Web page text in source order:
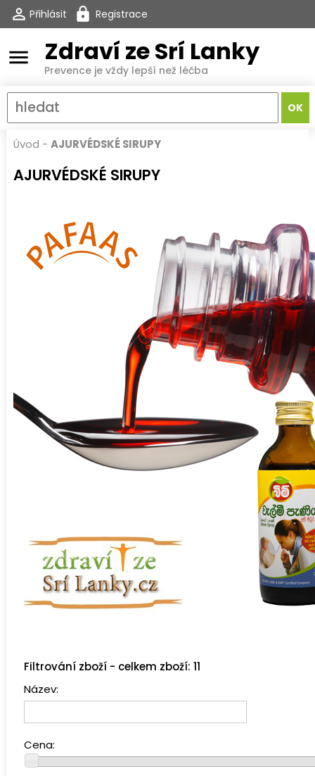
Přihlásit Registrace
menu Zdraví ze Srí Lanky
Prevence je vždy lepší než léčba
Úvod - AJURVÉDSKÉ SIRUPY
AJURVÉDSKÉ SIRUPY
Filtrování zboží - celkem zboží: 11
Název:
Cena: